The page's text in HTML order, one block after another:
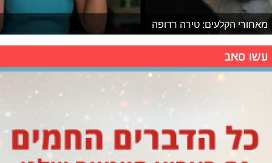
מאחורי הקלעים: טירה רדופה
עשו סאב